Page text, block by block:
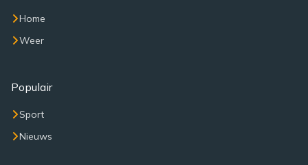
Home
Weer
Populair
Sport
Nieuws